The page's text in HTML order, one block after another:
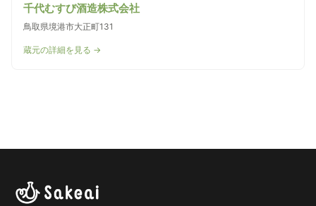
千代むすび酒造株式会社
鳥取県境港市大正町131
蔵元の詳細を見る →